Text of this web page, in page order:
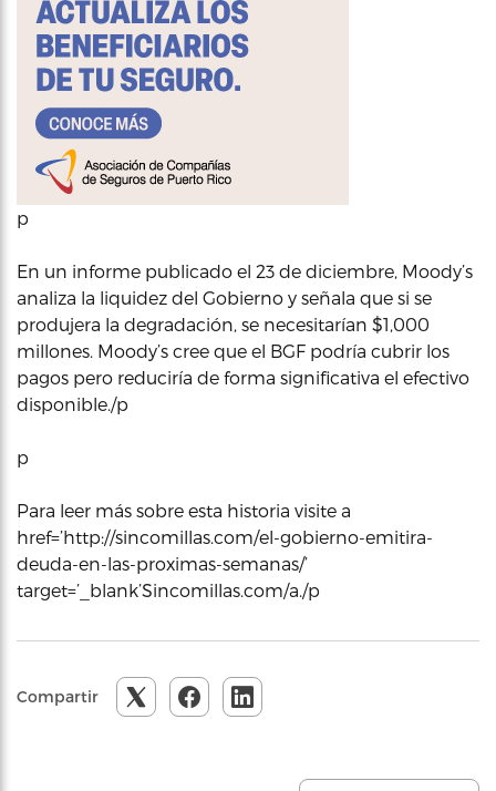
p
En un informe publicado el 23 de diciembre, Moody’s
analiza la liquidez del Gobierno y señala que si se
produjera la degradación, se necesitarían $1,000
millones. Moody’s cree que el BGF podría cubrir los
pagos pero reduciría de forma significativa el efectivo
disponible./p
p
Para leer más sobre esta historia visite a
href=’http://sincomillas.com/el-gobierno-emitira-
deuda-en-las-proximas-semanas/’
target=’_blank’Sincomillas.com/a./p
Compartir